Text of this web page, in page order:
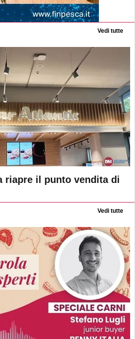
Vedi tutte
riapre il punto vendita di
Vedi tutte